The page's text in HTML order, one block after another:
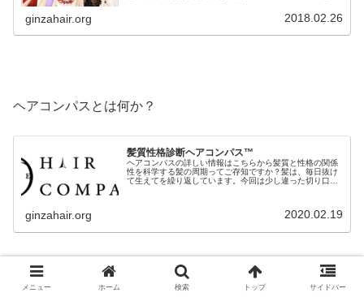
ginzahair.org 2018.02.26
ヘアコンパスとは何か？
髪質性格診断ヘアコンパス™︎
ヘアコンパスの詳しい情報はこちらから髪質と性格の関係
性を科学する髪の周期ってご存知ですか？髪は、毎日抜け
て生えてを繰り返しています。今回は少し違った切り口で
ginzahair.org 2020.02.19
メニュー ホーム 検索 トップ サイドバー